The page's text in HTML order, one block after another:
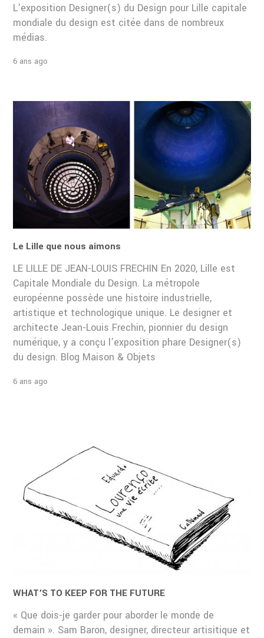
L'exposition Designer(s) du Design pour Lille capitale
mondiale du design est citée dans de nombreux
médias.
6 ans ago
Le Lille que nous aimons
LE LILLE DE JEAN-LOUIS FRECHIN En 2020, Lille est
Capitale Mondiale du Design. La métropole
européenne possède une histoire industrielle,
artistique et technologique unique. Le designer et
architecte Jean-Louis Frechin, pionnier du design
numérique, y a conçu l’exposition phare Designer(s)
du design. Blog Maison & Objets
6 ans ago
WHAT’S TO KEEP FOR THE FUTURE
« Que dois-je garder pour aborder le monde de
demain ». Sam Baron, designer, directeur artisitique et